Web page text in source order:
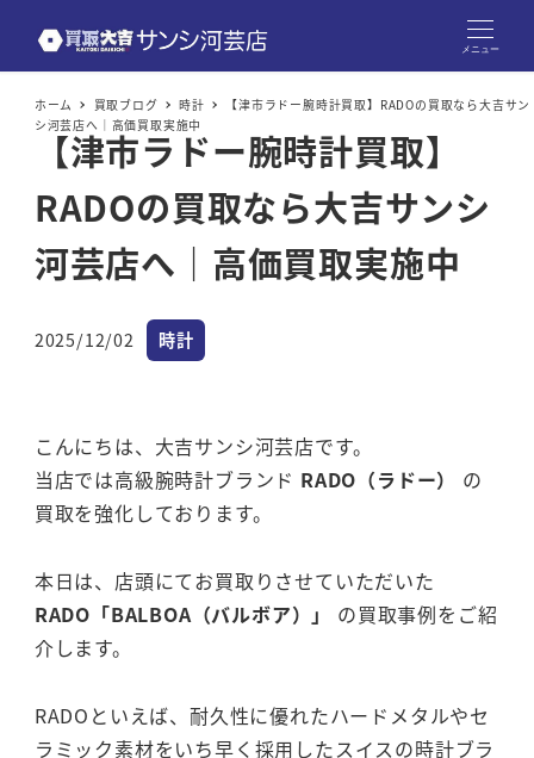
メニュー
ホーム 買取ブログ 時計
【津市ラドー腕時計買取】RADOの買取なら大吉サン
シ河芸店へ｜高価買取実施中
【津市ラドー腕時計買取】
RADOの買取なら大吉サンシ
河芸店へ｜高価買取実施中
投稿日
2025/12/02 カテゴリー
時計
こんにちは、大吉サンシ河芸店です。
当店では高級腕時計ブランド RADO（ラドー）
の
買取を強化しております。
本日は、店頭にてお買取りさせていただいた
RADO「BALBOA（バルボア）」
の買取事例をご紹
介します。
RADOといえば、耐久性に優れたハードメタルやセ
ラミック素材をいち早く採用したスイスの時計ブラ